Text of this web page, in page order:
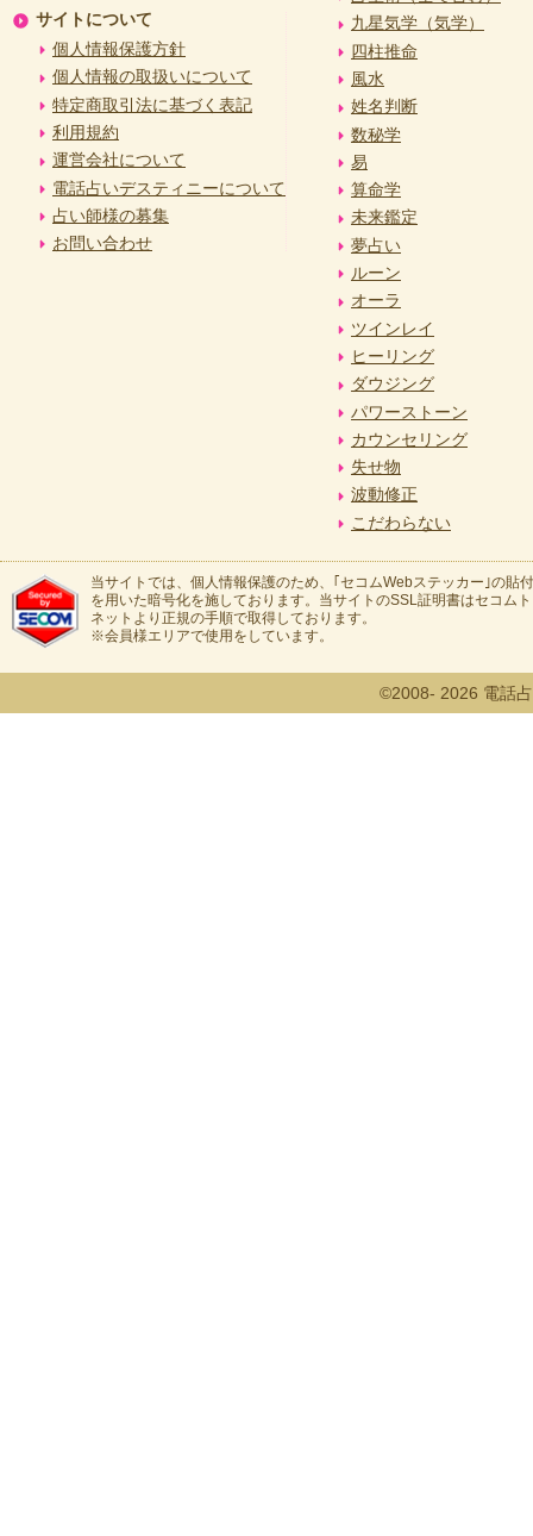
サイトについて
個人情報保護方針
個人情報の取扱いについて
特定商取引法に基づく表記
利用規約
運営会社について
電話占いデスティニーについて
占い師様の募集
お問い合わせ
九星気学（気学）
四柱推命
風水
姓名判断
数秘学
易
算命学
未来鑑定
夢占い
ルーン
オーラ
ツインレイ
ヒーリング
ダウジング
パワーストーン
カウンセリング
失せ物
波動修正
こだわらない
当サイトでは、個人情報保護のため、｢セコムWebステッカー｣の貼
を用いた暗号化を施しております。当サイトのSSL証明書はセコム
ネットより正規の手順で取得しております。
※会員様エリアで使用をしています。
©2008- 2026 電話